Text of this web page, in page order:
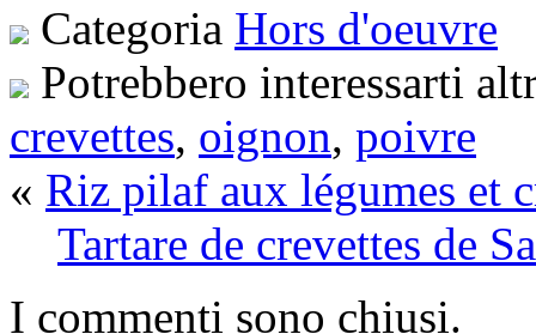
Categoria Hors d'oeuvre
Potrebbero interessarti
crevettes, oignon, poivre
« Riz pilaf aux légumes et
Tartare de crevettes de
I commenti sono chiusi.